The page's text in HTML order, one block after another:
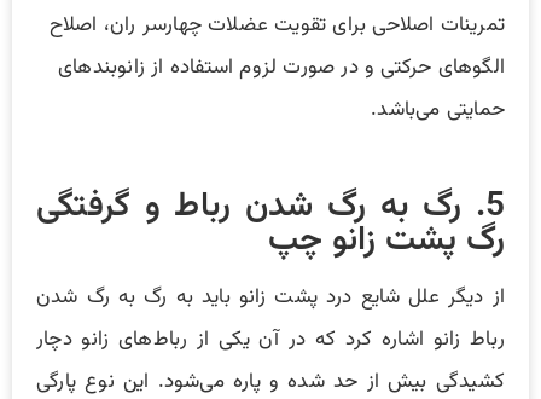
تمرینات اصلاحی برای تقویت عضلات چهارسر ران، اصلاح
الگوهای حرکتی و در صورت لزوم استفاده از زانوبندهای
حمایتی می‌باشد.
5. رگ به رگ شدن رباط و گرفتگی
رگ پشت زانو چپ
از دیگر علل شایع درد پشت زانو باید به رگ به رگ شدن
رباط زانو اشاره کرد که در آن یکی از رباط‌های زانو دچار
کشیدگی بیش از حد شده و پاره می‌شود. این نوع پارگی